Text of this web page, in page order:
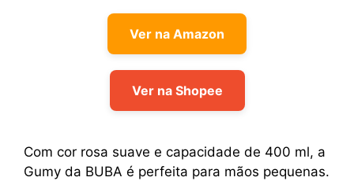
Ver na Amazon
Ver na Shopee
Com cor rosa suave e capacidade de 400 ml, a
Gumy da BUBA é perfeita para mãos pequenas.